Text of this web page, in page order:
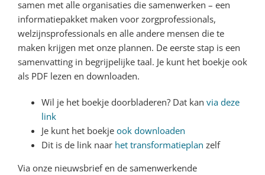
samen met alle organisaties die samenwerken – een
informatiepakket maken voor zorgprofessionals,
welzijnsprofessionals en alle andere mensen die te
maken krijgen met onze plannen. De eerste stap is een
samenvatting in begrijpelijke taal. Je kunt het boekje ook
als PDF lezen en downloaden.
Wil je het boekje doorbladeren? Dat kan via deze
link
Je kunt het boekje ook downloaden
Dit is de link naar het transformatieplan zelf
Via onze nieuwsbrief en de samenwerkende